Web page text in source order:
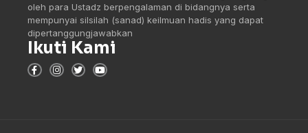
oleh para Ustadz berpengalaman di bidangnya serta
mempunyai silsilah (sanad) keilmuan hadis yang dapat
dipertanggungjawabkan
Ikuti Kami